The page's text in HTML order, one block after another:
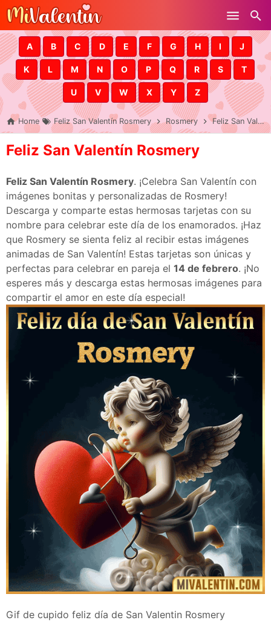
Skip to main content
A B C D E F G H I J
K L M N O P Q R S T
U V W X Y Z
Home Feliz San Valentín Rosmery Rosmery Feliz San Valentín Rosmery
Feliz San Valentín Rosmery
Feliz San Valentín Rosmery. ¡Celebra San Valentín con
imágenes bonitas y personalizadas de Rosmery!
Descarga y comparte estas hermosas tarjetas con su
nombre para celebrar este día de los enamorados. ¡Haz
que Rosmery se sienta feliz al recibir estas imágenes
animadas de San Valentín! Estas tarjetas son únicas y
perfectas para celebrar en pareja el 14 de febrero. ¡No
esperes más y descarga estas hermosas imágenes para
compartir el amor en este día especial!
Gif de cupido feliz día de San Valentin Rosmery